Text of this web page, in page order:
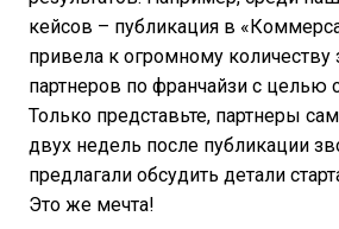
кейсов – публикация в
привела к огромному количеству
партнеров по франчайзи с целью
Только представьте, партнеры
двух недель после публикации
предлагали обсудить детали
Это же мечта!